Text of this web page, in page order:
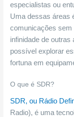
especialistas ou
Uma dessas áreas
comunicações sem
infinidade de
possível explorar
fortuna em
O que é SDR?
SDR, ou Rádio
Radio), é uma